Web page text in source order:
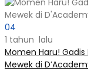
04
1 tahun lalu
Momen Haru! Gadis
Mewek di